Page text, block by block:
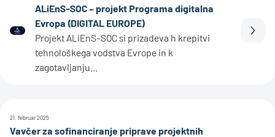
ALiEnS-SOC – projekt Programa digitalna
Evropa (DIGITAL EUROPE)
Projekt ALiEnS-SOC si prizadeva h krepitvi
tehnološkega vodstva Evrope in k
zagotavljanju...
21. februar 2025
Vavčer za sofinanciranje priprave projektnih